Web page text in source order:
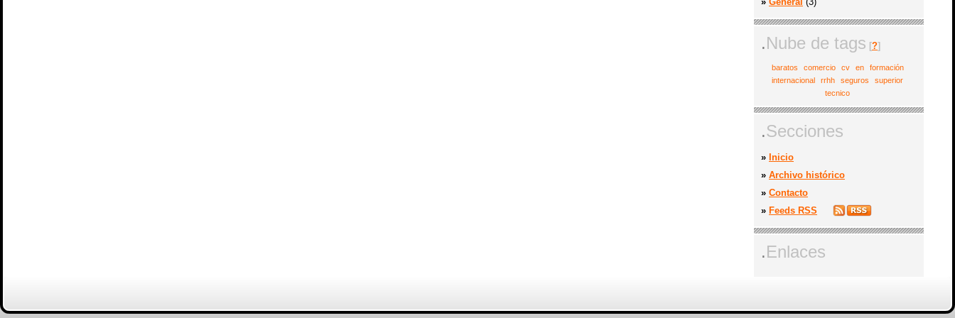
.Nube de tags [?]
baratos comercio cv en
formación
internacional
rrhh seguros
superior
tecnico
.Secciones
» Inicio
» Archivo histórico
» Contacto
» Feeds RSS
.Enlaces